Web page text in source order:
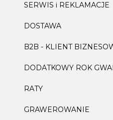
SERWIS i REKLAMACJE
DOSTAWA
B2B - KLIENT
DODATKOWY ROK
RATY
GRAWEROWANIE